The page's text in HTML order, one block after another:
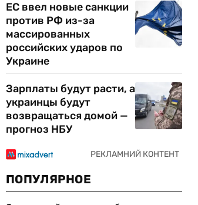
ЕС ввел новые санкции
против РФ из-за
массированных
российских ударов по
Украине
Зарплаты будут расти, а
украинцы будут
возвращаться домой —
прогноз НБУ
ПОПУЛЯРНОЕ